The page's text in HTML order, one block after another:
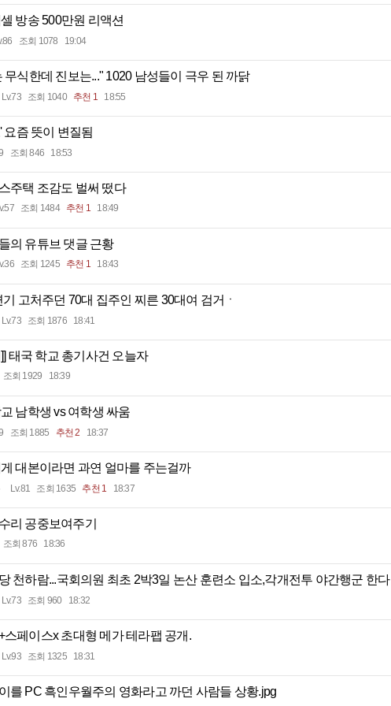
방송 500만원 리액션
조회 1078 19:04
무식한데 진보는..." 1020 남성들이 극우 된 까닭
Lv.73 조회 1040 추천 1 18:55
요즘 뜻이 변질됨
조회 846 18:53
주택 조감도 벌써 떴다
조회 1484 추천 1 18:49
의 유튜브 댓글 근황
조회 1245 추천 1 18:43
기 고처주던 70대 집주인 찌른 30대여 검거ㆍ
Lv.73 조회 1876 18:41
태국 학교 총기사건 오늘자
조회 1929 18:39
남학생 vs 여학생 싸움
조회 1885 추천 2 18:37
대본이라면 과연 얼마를 주는걸까
Lv.81 조회 1635 추천 1 18:37
리 공중보여주기
조회 876 18:36
천하람...국회의원 최초 2박3일 논산 훈련소 입소,각개전투 야간행군 한다
Lv.73 조회 960 18:32
스페이스x 초대형 메가 테라팹 공개.
Lv.93 조회 1325 18:31
를 PC 흑인우월주의 영화라고 까던 사람들 상황.jpg